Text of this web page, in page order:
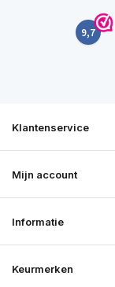
9,7
Klantenservice
Mijn account
Informatie
Keurmerken